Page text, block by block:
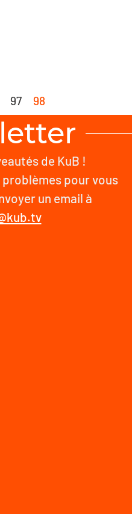
97 98
de KuB !
pour vous
un email à